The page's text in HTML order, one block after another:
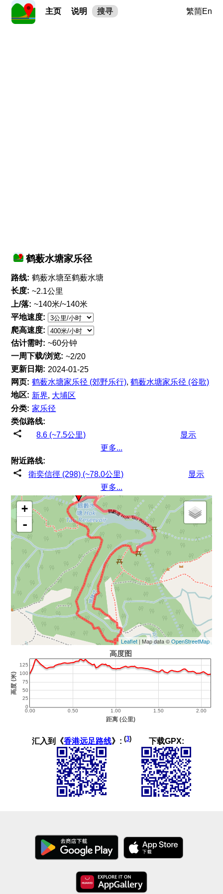
主页 说明 搜寻 繁简En
鹤薮水塘家乐径
路线: 鹤薮水塘至鹤薮水塘
长度: ~2.1公里
上/落: ~140米/~140米
平地速度:
爬高速度:
估计需时: ~60分钟
一周下载/浏览: ~2/20
更新日期: 2024-01-25
网页: 鹤薮水塘家乐径 (郊野乐行),鹤薮水塘家乐径 (谷歌)
地区: 新界, 大埔区
分类: 家乐径
类似路线:
8.6 (~7.5公里)
显示
更多...
附近路线:
衛奕信徑 (298) (~78.0公里)
显示
更多...
+
-
Leaflet| Map data ©OpenStreetMap
汇入到《香港远足路线》: (3) 下载GPX: